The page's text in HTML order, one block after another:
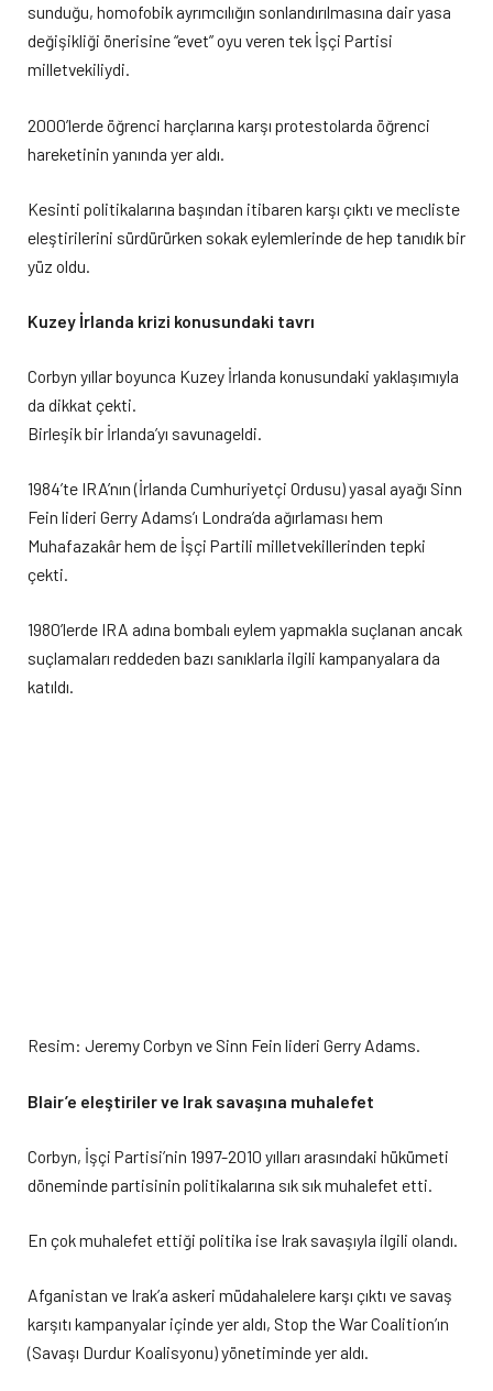
sunduğu, homofobik ayrımcılığın sonlandırılmasına dair yasa
değişikliği önerisine “evet” oyu veren tek İşçi Partisi
milletvekiliydi.
2000’lerde öğrenci harçlarına karşı protestolarda öğrenci
hareketinin yanında yer aldı.
Kesinti politikalarına başından itibaren karşı çıktı ve mecliste
eleştirilerini sürdürürken sokak eylemlerinde de hep tanıdık bir
yüz oldu.
Kuzey İrlanda krizi konusundaki tavrı
Corbyn yıllar boyunca Kuzey İrlanda konusundaki yaklaşımıyla
da dikkat çekti.
Birleşik bir İrlanda’yı savunageldi.
1984’te IRA’nın (İrlanda Cumhuriyetçi Ordusu) yasal ayağı Sinn
Fein lideri Gerry Adams’ı Londra’da ağırlaması hem
Muhafazakâr hem de İşçi Partili milletvekillerinden tepki
çekti.
1980’lerde IRA adına bombalı eylem yapmakla suçlanan ancak
suçlamaları reddeden bazı sanıklarla ilgili kampanyalara da
katıldı.
Resim: Jeremy Corbyn ve Sinn Fein lideri Gerry Adams.
Blair’e eleştiriler ve Irak savaşına muhalefet
Corbyn, İşçi Partisi’nin 1997-2010 yılları arasındaki hükümeti
döneminde partisinin politikalarına sık sık muhalefet etti.
En çok muhalefet ettiği politika ise Irak savaşıyla ilgili olandı.
Afganistan ve Irak’a askeri müdahalelere karşı çıktı ve savaş
karşıtı kampanyalar içinde yer aldı, Stop the War Coalition’ın
(Savaşı Durdur Koalisyonu) yönetiminde yer aldı.